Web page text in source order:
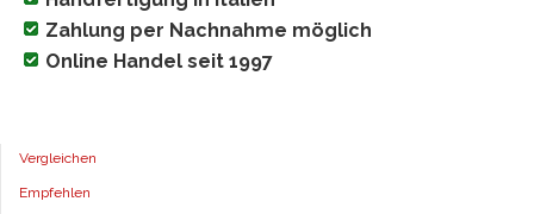
Zahlung per Nachnahme möglich
Online Handel seit 1997
Vergleichen
Empfehlen